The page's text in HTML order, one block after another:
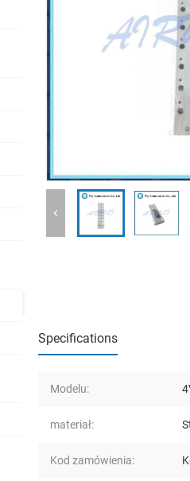
Specifications
Modelu:
materiał:
Kod zamówienia: